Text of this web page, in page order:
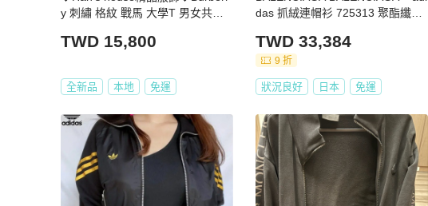
y 刺繡 格紋 戰馬 大學T 男女共穿
TWD 15,800
全新品 本地 免運
das 抓絨連帽衫 725313 聚酯纖維
TWD 33,384
9 折
狀況良好 日本 免運